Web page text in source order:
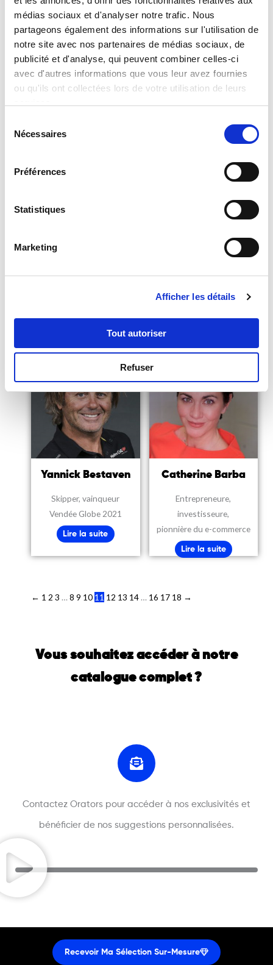
médias sociaux et d'analyser notre trafic. Nous
partageons également des informations sur l'utilisation de
notre site avec nos partenaires de médias sociaux, de
publicité et d'analyse, qui peuvent combiner celles-ci
avec d'autres informations que vous leur avez fournies
ou qu'ils ont collectées lors de votre utilisation de leurs
Nécessaires
Préférences
Statistiques
Marketing
Afficher les détails
Tout autoriser
Refuser
Myriam et Pierre
Cabon
Couple d’aventuriers
handi-valide
Pauline Laigneau
Entrepreneure, Fondatrice
de Gemmyo et du Gratin
Lire la suite
Jacques Attali Bernard Cazeneuve
Yannick Bestaven
Skipper, vainqueur
Vendée Globe 2021
Lire la suite
Catherine Barba
Entrepreneure,
investisseure,
pionnière du e-commerce
Lire la suite
← 1 2 3 … 8 9 10 11 12 13 14 … 16 17 18 →
Vous souhaitez accéder à notre
catalogue complet ?
Contactez Orators pour accéder à nos exclusivités et
bénéficier de nos suggestions personnalisées.
Recevoir Ma Sélection Sur-Mesure